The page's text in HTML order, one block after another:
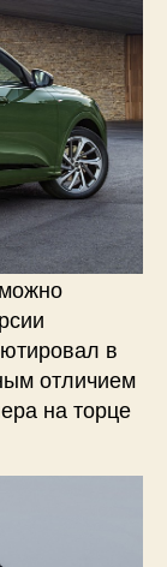
в
отличием
на торце